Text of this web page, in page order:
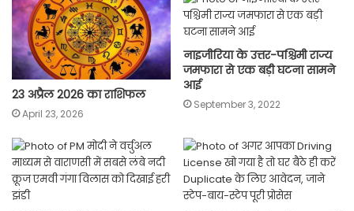
23 अप्रैल 2026 का राशिफल
April 23, 2026
नाइजीरिया के उत्तर-पश्चिमी राज्य
जमफारा से एक बड़ी घटना सामने
आई
September 3, 2022